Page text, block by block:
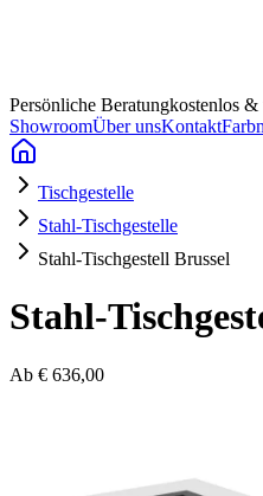
Persönliche Beratungkostenlos
ShowroomÜber unsKontakt
Tischgestelle
Stahl-Tischgestelle
Stahl-Tischgestell Brussel
Stahl-
Ab € 636,00